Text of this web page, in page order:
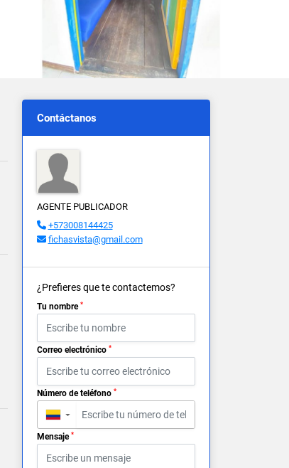
Contáctanos
AGENTE PUBLICADOR
+573008144425
fichasvista@gmail.com
¿Prefieres que te contactemos?
Tu nombre *
Correo electrónico *
Número de teléfono *
▼
Mensaje *